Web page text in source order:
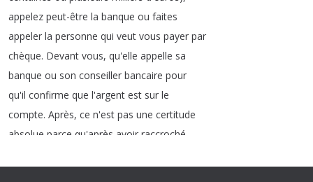
appelez peut-être la banque ou faites
appeler la personne qui veut vous payer par
chèque. Devant vous, qu'elle appelle sa
banque ou son conseiller bancaire pour
qu'il confirme que l'argent est sur le
compte. Après, ce n'est pas une certitude
absolue parce qu'après avoir raccroché